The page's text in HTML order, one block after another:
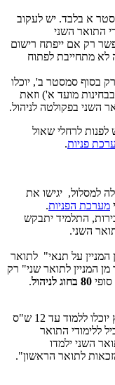
א בלבד. יש לעקוב
התואר השני
רק אם ייפתח רישום
לא מתחייבת לפתוח
בסוף סמסטר ב', יוכלו
מועד א') וזאת
השני בפקולטה לניהול.
לרחלי שאול
פניות.
למסלול, יגישו את
מערכת הפניות.
התלמיד יתבקש
השני.
על תנאי" לתואר
המניין לתואר שני" רק
80 בחוג לניהול .
תלמידים שיתקבלו למסלול המואץ יוכלו ללמוד עד 12 ש"ס
ללימודי התואר
השני ילמדו
לתואר הראשון".